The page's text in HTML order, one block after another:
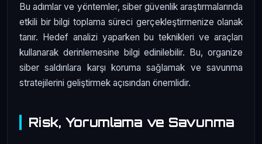
Bu adımlar ve yöntemler, siber güvenlik araştırmalarında
etkili bir bilgi toplama süreci gerçekleştirmenize olanak
tanır. Hedef analizi yaparken bu teknikleri ve araçları
kullanarak derinlemesine bilgi edinilebilir. Bu, organize
siber saldırılara karşı koruma sağlamak ve savunma
stratejilerini geliştirmek açısından önemlidir.
Risk, Yorumlama ve Savunma